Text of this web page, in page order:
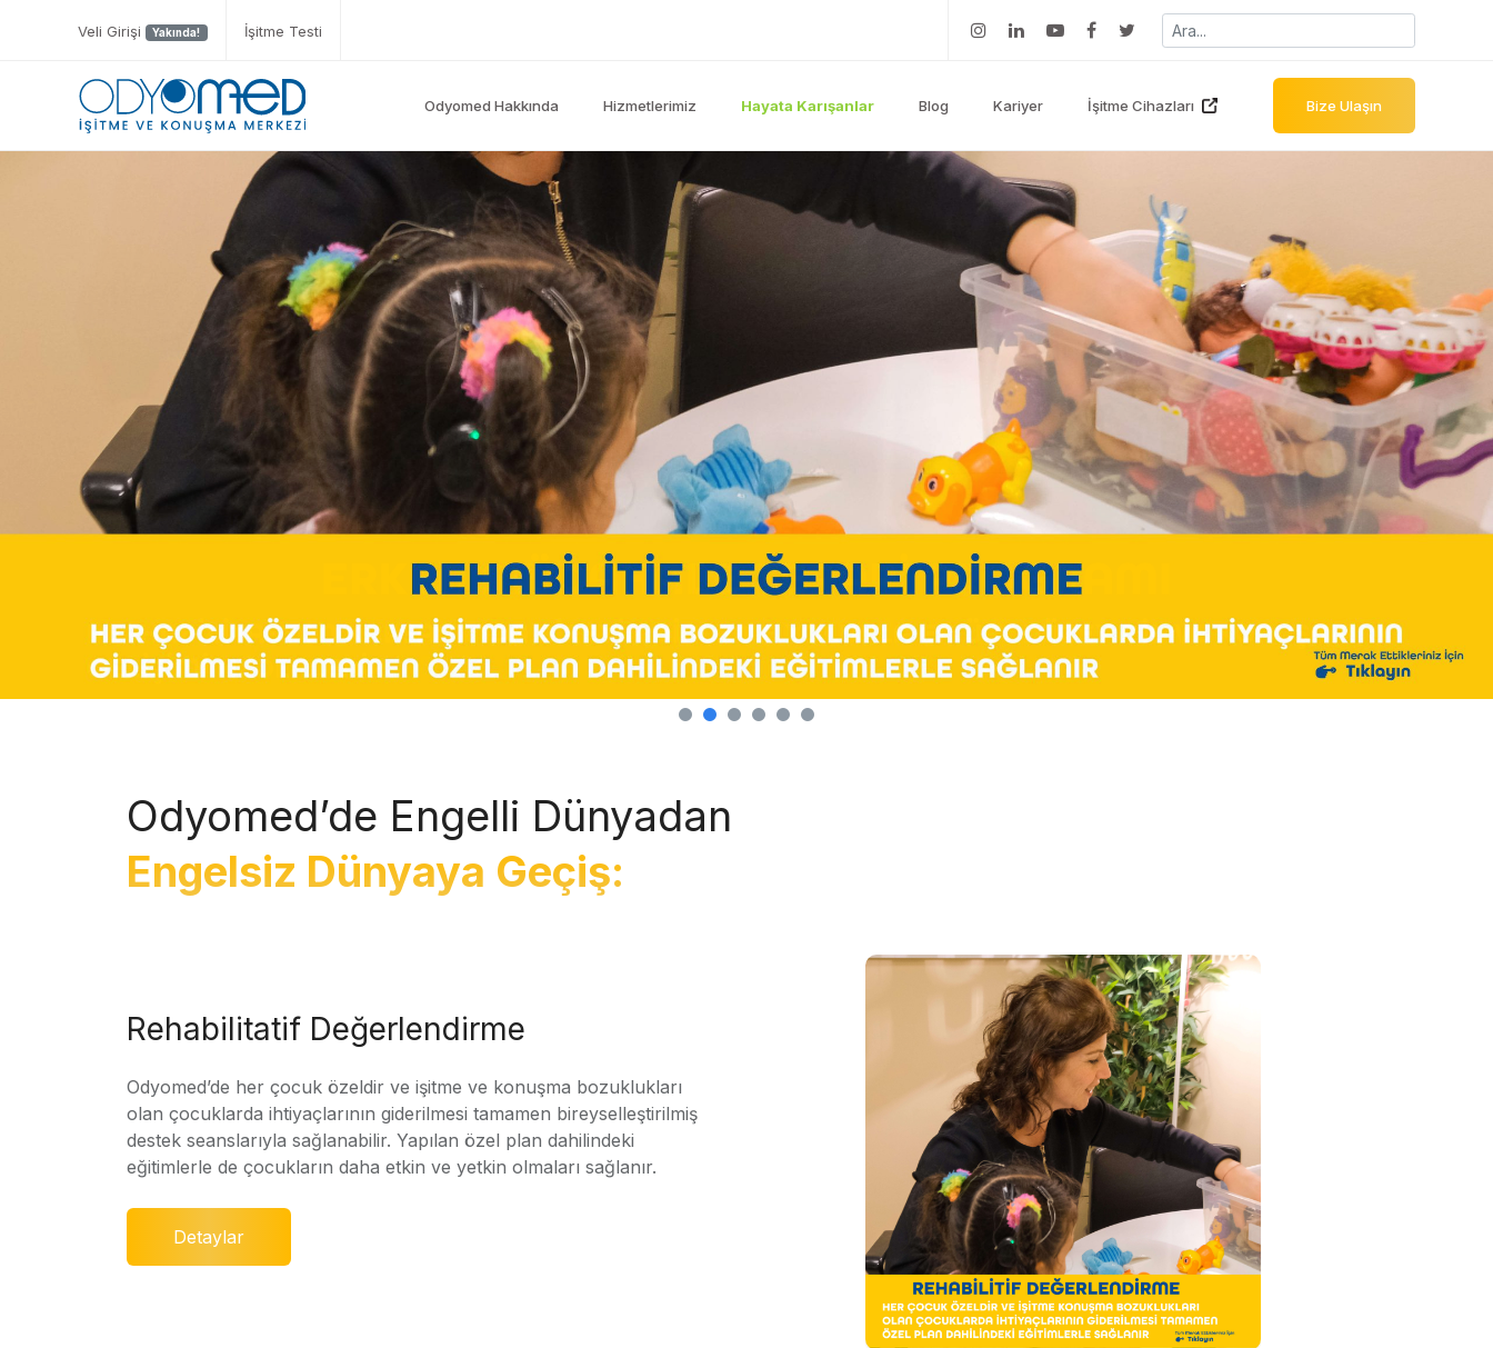
Veli Girişi Yakında! İşitme Testi
Odyomed Hakkında Hizmetlerimiz Hayata Karışanlar Blog Kariyer İşitme Cihazları Bize Ulaşın
Odyomed’de Engelli Dünyadan
Engelsiz Dünyaya Geçiş:
Rehabilitatif Değerlendirme
Odyomed’de her çocuk özeldir ve işitme ve konuşma bozuklukları
olan çocuklarda ihtiyaçlarının giderilmesi tamamen bireyselleştirilmiş
destek seanslarıyla sağlanabilir. Yapılan özel plan dahilindeki
eğitimlerle de çocukların daha etkin ve yetkin olmaları sağlanır.
Detaylar